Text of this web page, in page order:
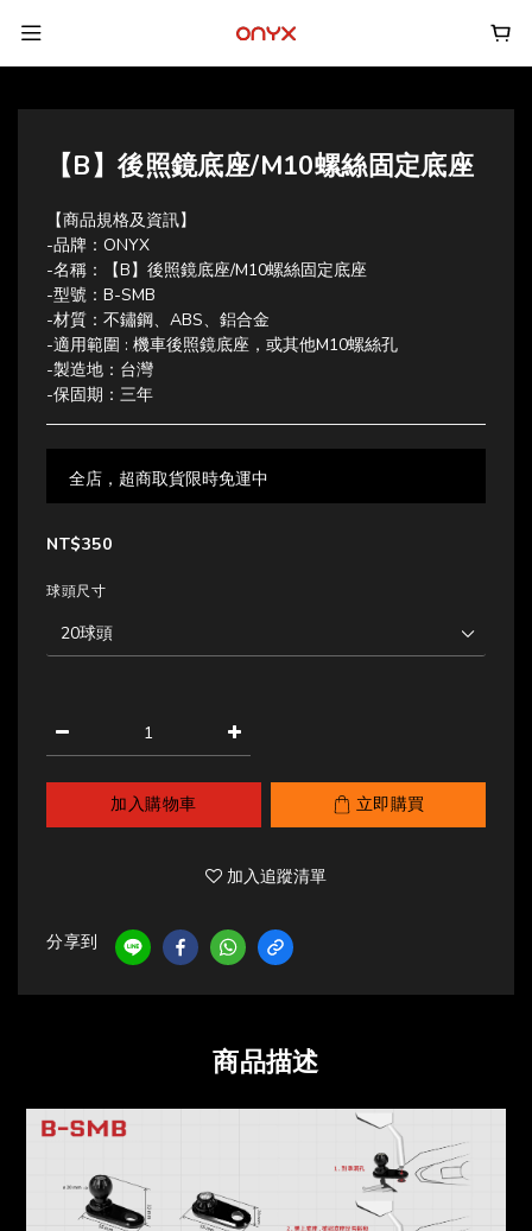
【B】後照鏡底座/M10螺絲固定底座
【商品規格及資訊】
-品牌：ONYX
-名稱：【B】後照鏡底座/M10螺絲固定底座
-型號：B-SMB
-材質：不鏽鋼、ABS、鋁合金
-適用範圍 : 機車後照鏡底座，或其他M10螺絲孔
-製造地：台灣
-保固期：三年
全店，超商取貨限時免運中
NT$350
球頭尺寸
加入購物車 立即購買
加入追蹤清單
分享到
商品描述